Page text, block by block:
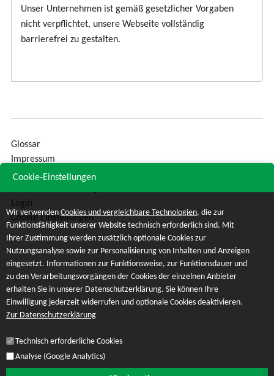
Unser Unternehmen ist gemäß gesetzlicher Vorgaben
nicht verpflichtet, unsere Webseite vollständig
barrierefrei zu gestalten.
Glossar
Impressum
Sitemap
Login
Cookie Einstellungen
Cookie-Einstellungen
Wir verwenden Cookies und vergleichbare Technologien, die zur
Funktionsfähigkeit unserer Website technisch erforderlich sind. Mit
Ihrer Zustimmung werden zusätzlich optionale Cookies zur
Nutzungsanalyse sowie zur Personalisierung von Inhalten und Anzeigen
eingesetzt. Informationen zur Funktionsweise, zur Funktionsdauer und
zu den Verarbeitungsvorgängen der Cookies der einzelnen Anbieter
erhalten Sie in unserer Datenschutzerklärung. Sie können Ihre
Einwilligung jederzeit widerrufen und optionale Cookies deaktivieren.
Zur Datenschutzerklärung
Technisch erforderliche Cookies
Analyse (Google Analytics)